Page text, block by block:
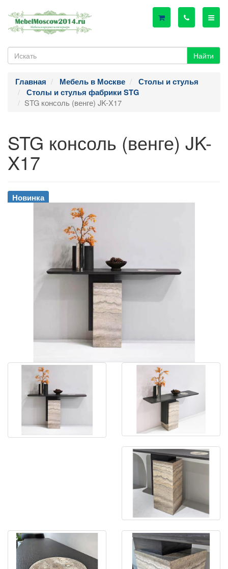
Найти
Главная Мебель в Москве
Столы и стулья
Столы и стулья фабрики STG
STG консоль (венге) JK-X17
STG консоль (венге) JK-
X17
Новинка